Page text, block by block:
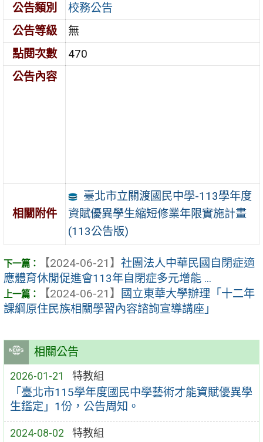
相關公告
2026-01-21 特教組
「臺北市115學年度國民中學藝術才能資賦優異學
生鑑定」1份，公告周知。
2024-08-02 特教組
公告類別
校務公告
公告等級
無
點閱次數
470
公告內容
相關附件
臺北市立關渡國民中學-113學年度
資賦優異學生縮短修業年限實施計畫
(113公告版)
【2024-06-21】 社團法人中華民國自閉症適
應體育休閒促進會113年自閉症多元增能 ...
【2024-06-21】
國立東華大學辦理「十二年
課綱原住民族相關學習內容諮詢宣導講座」